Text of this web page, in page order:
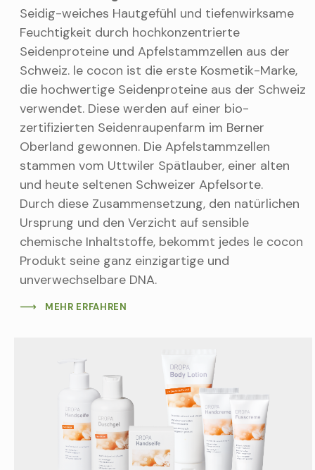
Seidig-weiches Hautgefühl und tiefenwirksame
Feuchtigkeit durch hochkonzentrierte
Seidenproteine und Apfelstammzellen aus der
Schweiz. le cocon ist die erste Kosmetik-Marke,
die hochwertige Seidenproteine aus der Schweiz
verwendet. Diese werden auf einer bio-
zertifizierten Seidenraupenfarm im Berner
Oberland gewonnen. Die Apfelstammzellen
stammen vom Uttwiler Spätlauber, einer alten
und heute seltenen Schweizer Apfelsorte.
Durch diese Zusammensetzung, den natürlichen
Ursprung und den Verzicht auf sensible
chemische Inhaltstoffe, bekommt jedes le cocon
Produkt seine ganz einzigartige und
unverwechselbare DNA.
MEHR ERFAHREN